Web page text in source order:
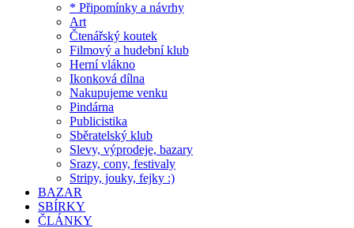
* Připomínky a návrhy
Art
Čtenářský koutek
Filmový a hudební klub
Herní vlákno
Ikonková dílna
Nakupujeme venku
Pindárna
Publicistika
Sběratelský klub
Slevy, výprodeje, bazary
Srazy, cony, festivaly
Stripy, jouky, fejky :)
BAZAR
SBÍRKY
ČLÁNKY